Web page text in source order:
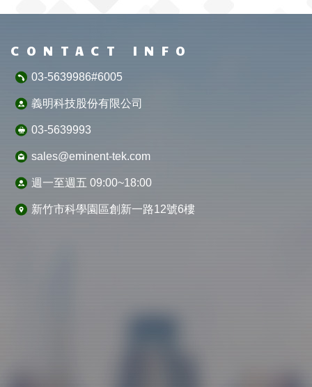
CONTACT INFO
03-5639986#6005
義明科技股份有限公司
03-5639993
sales@eminent-tek.com
週一至週五 09:00~18:00
新竹市科學園區創新一路12號6樓